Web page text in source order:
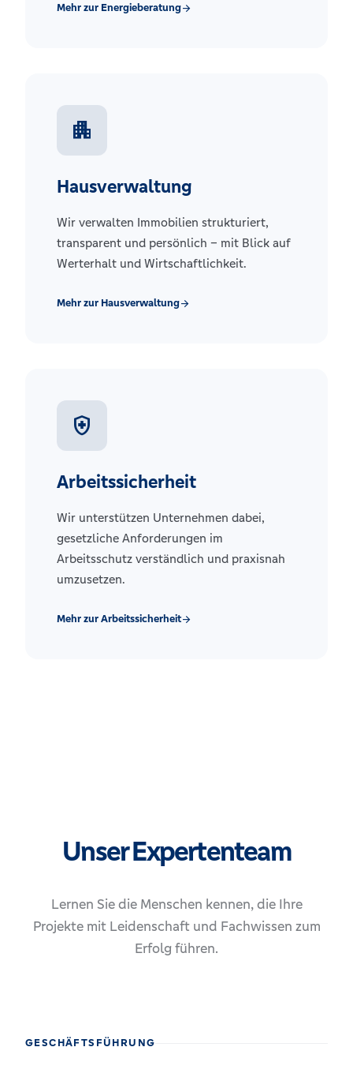
Mehr zur Energieberatungarrow_forward
apartment
Hausverwaltung
Wir verwalten Immobilien strukturiert,
transparent und persönlich – mit Blick auf
Werterhalt und Wirtschaftlichkeit.
Mehr zur Hausverwaltungarrow_forward
health_and_safety
Arbeitssicherheit
Wir unterstützen Unternehmen dabei,
gesetzliche Anforderungen im
Arbeitsschutz verständlich und praxisnah
umzusetzen.
Mehr zur Arbeitssicherheitarrow_forward
Unser Expertenteam
Lernen Sie die Menschen kennen, die Ihre
Projekte mit Leidenschaft und Fachwissen zum
Erfolg führen.
GESCHÄFTSFÜHRUNG